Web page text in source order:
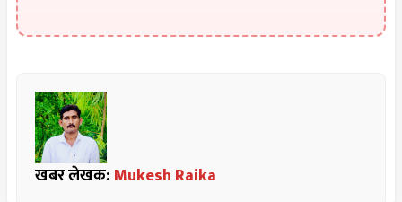
खबर लेखक: Mukesh Raika